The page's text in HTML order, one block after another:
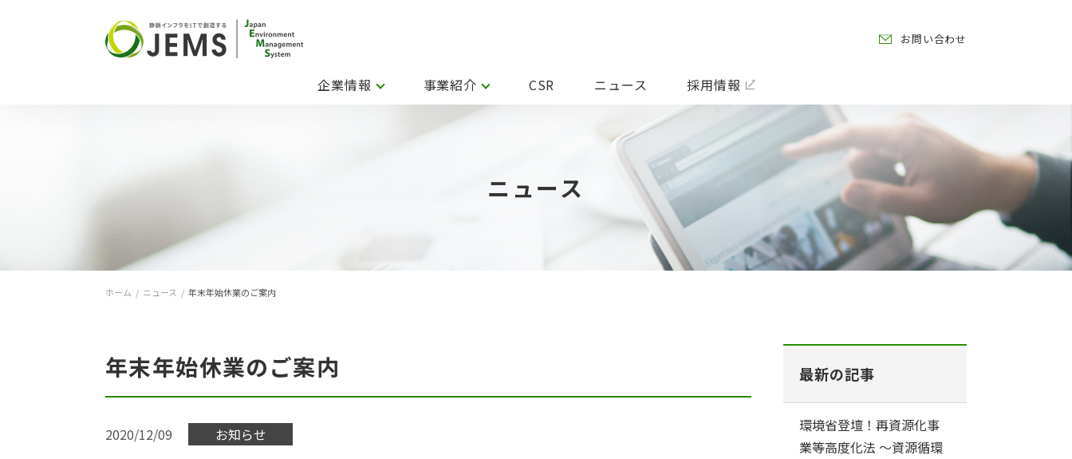
企業情報 事業紹介 CSR ニュース 採用情報
お問い合わせ
ニュース
ホーム / ニュース / 年末年始休業のご案内
年末年始休業のご案内
2020/12/09
お知らせ
最新の記事
環境省登壇！再資源化事
業等高度化法 ～資源循環